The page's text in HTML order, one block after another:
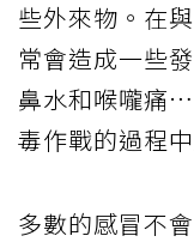
些外來物。在
常會造成一些
鼻水和喉嚨痛
毒作戰的過程
多數的感冒不